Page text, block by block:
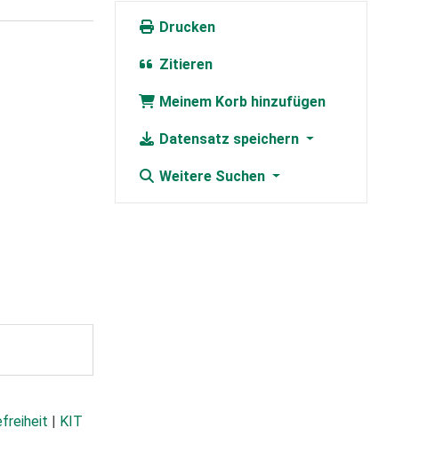
Drucken
Zitieren
Meinem Korb hinzufügen
Datensatz speichern
Weitere Suchen
| KIT